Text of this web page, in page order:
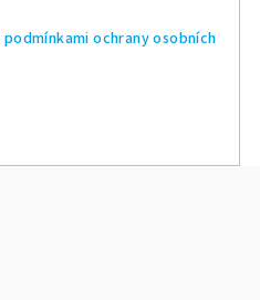
podmínkami ochrany osobních